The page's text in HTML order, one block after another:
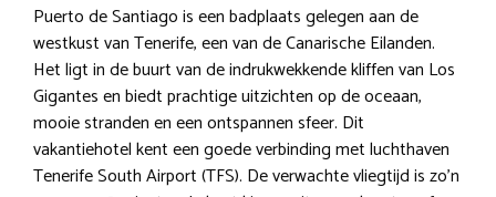
Puerto de Santiago is een badplaats gelegen aan de
westkust van Tenerife, een van de Canarische Eilanden.
Het ligt in de buurt van de indrukwekkende kliffen van Los
Gigantes en biedt prachtige uitzichten op de oceaan,
mooie stranden en een ontspannen sfeer. Dit
vakantiehotel kent een goede verbinding met luchthaven
Tenerife South Airport (TFS). De verwachte vliegtijd is zo’n